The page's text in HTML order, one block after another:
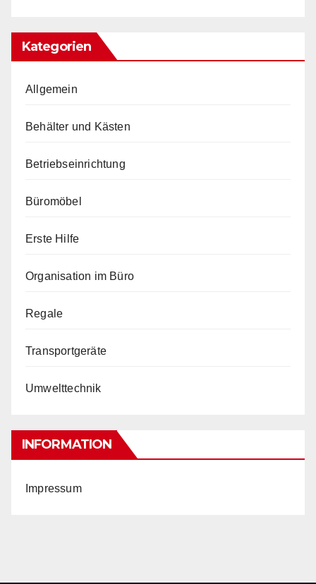
Kategorien
Allgemein
Behälter und Kästen
Betriebseinrichtung
Büromöbel
Erste Hilfe
Organisation im Büro
Regale
Transportgeräte
Umwelttechnik
INFORMATION
Impressum